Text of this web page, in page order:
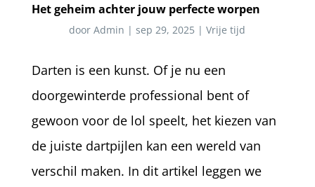
Het geheim achter jouw perfecte worpen
doorAdmin |sep 29, 2025 |Vrije tijd
Darten is een kunst. Of je nu een
doorgewinterde professional bent of
gewoon voor de lol speelt, het kiezen van
de juiste dartpijlen kan een wereld van
verschil maken. In dit artikel leggen we